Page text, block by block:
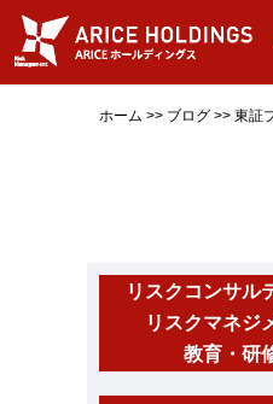
ホーム >> ブログ >> 東証
リスクコンサル
リスクマネジ
教育・研